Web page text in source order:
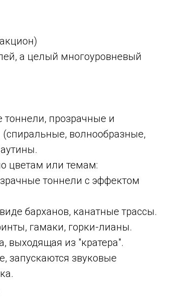
а целый многоуровневый
тоннели, прозрачные и
волнообразные,
цветам или темам:
тоннели с эффектом
барханов, канатные трассы.
гамаки, горки-лианы.
выходящая из "кратера".
запускаются звуковые